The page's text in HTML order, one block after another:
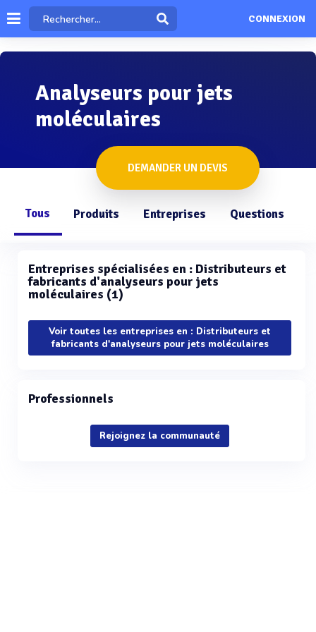
CONNEXION
Analyseurs pour jets
moléculaires
DEMANDER UN DEVIS
Tous Produits Entreprises Questions
Entreprises spécialisées en : Distributeurs et
fabricants d'analyseurs pour jets
moléculaires (1)
Voir toutes les entreprises en : Distributeurs et
fabricants d'analyseurs pour jets moléculaires
Professionnels
Rejoignez la communauté